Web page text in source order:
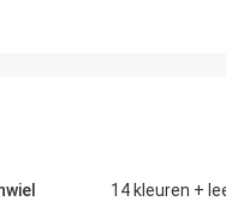
14 kleuren +